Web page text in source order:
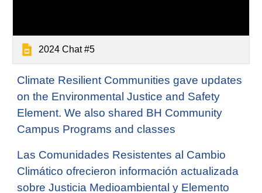
2024 Chat #5
Climate Resilient Communities gave updates
on the Environmental Justice and Safety
Element. We also shared BH Community
Campus Programs and classes
Las Comunidades Resistentes al Cambio
Climático ofrecieron información actualizada
sobre Justicia Medioambiental y Elemento